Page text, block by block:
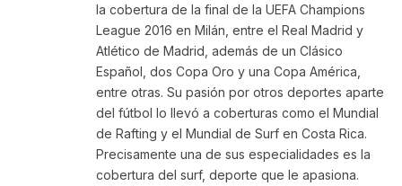
la cobertura de la final de la UEFA Champions
League 2016 en Milán, entre el Real Madrid y
Atlético de Madrid, además de un Clásico
Español, dos Copa Oro y una Copa América,
entre otras. Su pasión por otros deportes aparte
del fútbol lo llevó a coberturas como el Mundial
de Rafting y el Mundial de Surf en Costa Rica.
Precisamente una de sus especialidades es la
cobertura del surf, deporte que le apasiona.